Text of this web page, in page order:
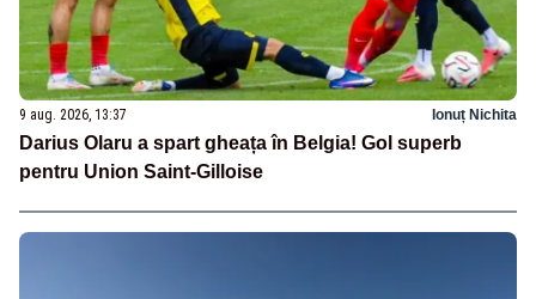
9 aug. 2026, 13:37 Ionuț Nichita
Darius Olaru a spart gheața în Belgia! Gol superb
pentru Union Saint-Gilloise